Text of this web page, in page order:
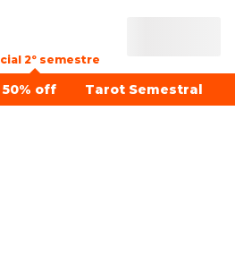
2º semestre
50% off Tarot Semestral